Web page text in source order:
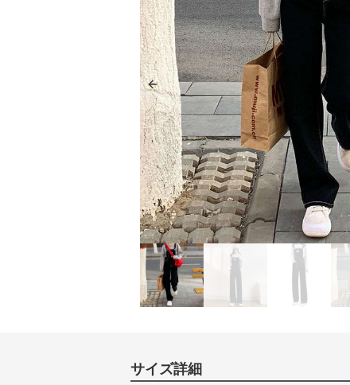
Previous slide
サイズ詳細